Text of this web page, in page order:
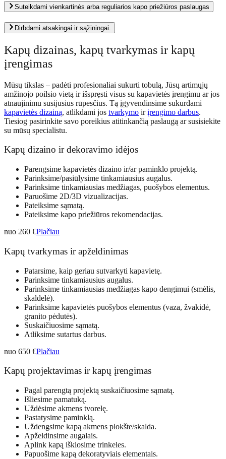
Suteikdami vienkartinės arba reguliarios kapo priežiūros paslaugas
Dirbdami atsakingai ir sąžiningai.
Kapų dizainas, kapų tvarkymas ir kapų
įrengimas
Mūsų tikslas – padėti profesionaliai sukurti tobulą, Jūsų artimųjų
amžinojo poilsio vietą ir išspręsti visus su kapavietės įrengimu ar jos
atnaujinimu susijusius rūpesčius. Tą įgyvendinsime sukurdami
kapavietės dizainą, atlikdami jos tvarkymo ir įrengimo darbus.
Tiesiog pasirinkite savo poreikius atitinkančią paslaugą ar susisiekite
su mūsų specialistu.
Kapų dizaino ir dekoravimo idėjos
Parengsime kapavietės dizaino ir/ar paminklo projektą.
Parinksime/pasiūlysime tinkamiausius augalus.
Parinksime tinkamiausias medžiagas, puošybos elementus.
Paruošime 2D/3D vizualizacijas.
Pateiksime sąmatą.
Pateiksime kapo priežiūros rekomendacijas.
nuo 260 €Plačiau
Kapų tvarkymas ir apželdinimas
Patarsime, kaip geriau sutvarkyti kapavietę.
Parinksime tinkamiausius augalus.
Parinksime tinkamiausias medžiagas kapo dengimui (smėlis,
skaldelė).
Parinksime kapavietės puošybos elementus (vaza, žvakidė,
granito pėdutės).
Suskaičiuosime sąmatą.
Atliksime sutartus darbus.
nuo 650 €Plačiau
Kapų projektavimas ir kapų įrengimas
Pagal parengtą projektą suskaičiuosime sąmatą.
Išliesime pamatuką.
Uždėsime akmens tvorelę.
Pastatysime paminklą.
Uždengsime kapą akmens plokšte/skalda.
Apželdinsime augalais.
Aplink kapą išklosime trinkeles.
Papuošime kapą dekoratyviais elementais.